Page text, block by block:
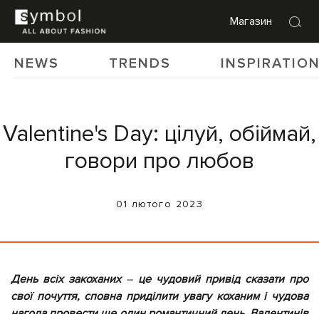
Магазин
NEWS TRENDS
Valentine's Day: цілуй, обіймай,
говори про любов
01 лютого 2023
День всіх закоханих – це чудовий привід сказати про
свої почуття, сповна приділити увагу коханим і чудова